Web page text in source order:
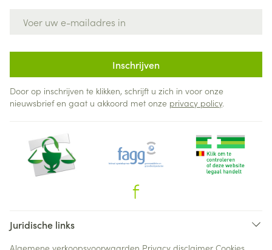
Inschrijven
Door op inschrijven te klikken, schrijft u zich in voor onze
nieuwsbrief en gaat u akkoord met onze privacy policy.
Juridische links
Algemene verkoopsvoorwaarden Privacy disclaimer Cookies